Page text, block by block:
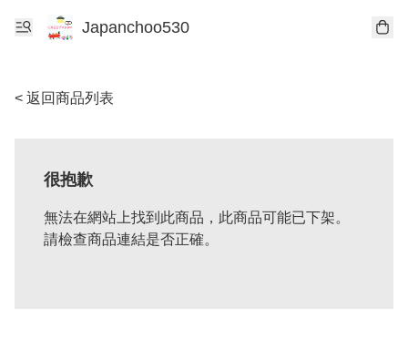
Japanchoo530
< 返回商品列表
很抱歉
無法在網站上找到此商品，此商品可能已下架。
請檢查商品連結是否正確。